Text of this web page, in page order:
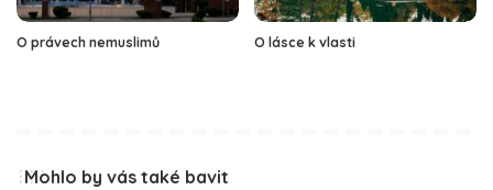
O právech nemuslimů O lásce k vlasti
Mohlo by vás také bavit